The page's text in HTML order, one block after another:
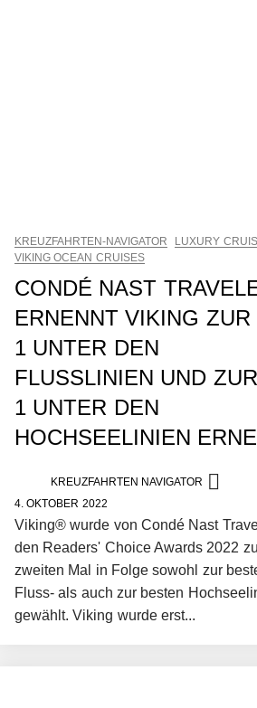
KREUZFAHRTEN-NAVIGATOR
LUXURY
VIKING OCEAN CRUISES
CONDÉ NAST
ERNENNT VIKING ZUR
1 UNTER DEN
FLUSSLINIEN UND
1 UNTER DEN
HOCHSEELINIEN
KREUZFAHRTEN NAVIGATOR
4. OKTOBER 2022
Viking® wurde von Condé Nast
den Readers' Choice Awards 2022
zweiten Mal in Folge sowohl zur
Fluss- als auch zur besten
gewählt. Viking wurde erst...